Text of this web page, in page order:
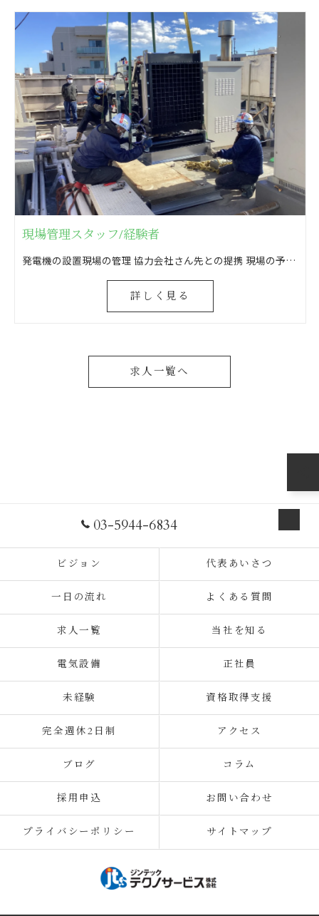
現場管理スタッフ/経験者
発電機の設置現場の管理 協力会社さん先との提携 現場の予算管理 消防申請のための消防法に基づいた書類作成(打合せ・申請)
詳しく見る
求人一覧へ
03-5944-6834
ビジョン 代表あいさつ
一日の流れ よくある質問
求人一覧 当社を知る
電気設備 正社員
未経験 資格取得支援
完全週休2日制 アクセス
ブログ コラム
採用申込 お問い合わせ
プライバシーポリシー サイトマップ